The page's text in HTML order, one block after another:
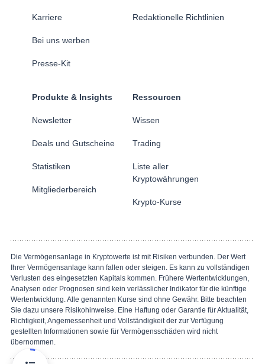
Karriere
Bei uns werben
Presse-Kit
Redaktionelle Richtlinien
Produkte & Insights
Newsletter
Deals und Gutscheine
Statistiken
Mitgliederbereich
Ressourcen
Wissen
Trading
Liste aller
Kryptowährungen
Krypto-Kurse
Die Vermögensanlage in Kryptowerte ist mit Risiken verbunden. Der Wert
Ihrer Vermögensanlage kann fallen oder steigen. Es kann zu vollständigen
Verlusten des eingesetzten Kapitals kommen. Frühere Wertentwicklungen,
Analysen oder Prognosen sind kein verlässlicher Indikator für die künftige
Wertentwicklung. Alle genannten Kurse sind ohne Gewähr. Bitte beachten
Sie dazu unsere Risikohinweise. Eine Haftung oder Garantie für Aktualität,
Richtigkeit, Angemessenheit und Vollständigkeit der zur Verfügung
gestellten Informationen sowie für Vermögensschäden wird nicht
übernommen.